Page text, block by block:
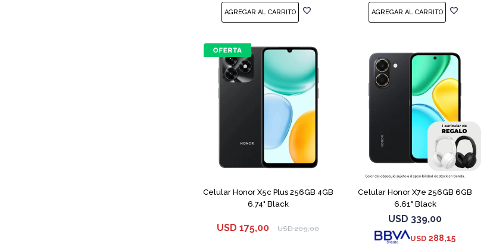
Celular Honor X5c Plus 256GB 4GB
6.74" Black
USD 175,00 USD 209,00
COMPARAR
Celular Honor X7e 256GB 6GB
6.61" Black
USD 339,00
USD 288,15
COMPARAR